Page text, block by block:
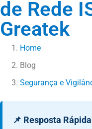
de Rede
Greatek
Home
Blog
Segurança e
📌 Resposta